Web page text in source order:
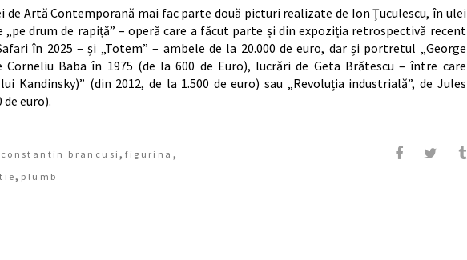
de Artă Contemporană mai fac parte două picturi realizate de Ion Țuculescu, în ulei
drum de rapiță” – operă care a făcut parte și din expoziția retrospectivă recent
în 2025 – și „Totem” – ambele de la 20.000 de euro, dar și portretul „George
Corneliu Baba în 1975 (de la 600 de Euro), lucrări de Geta Brătescu – între care
Kandinsky)” (din 2012, de la 1.500 de euro) sau „Revoluția industrială”, de Jules
de euro).
constantin brancusi,figurina ,
, plumb